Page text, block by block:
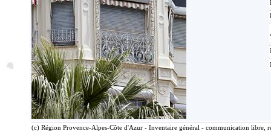
(c) Région Provence-Alpes-Côte d'Azur - Inventaire général - communication libre,